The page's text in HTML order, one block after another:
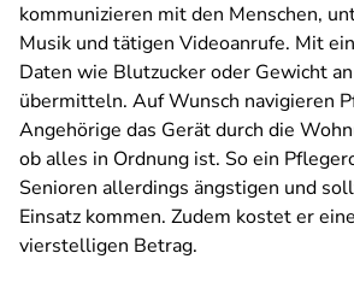
kommunizieren mit den Menschen,
Musik und tätigen Videoanrufe. Mit
Daten wie Blutzucker oder Gewicht
übermitteln. Auf Wunsch navigieren
Angehörige das Gerät durch die
ob alles in Ordnung ist. So ein
Senioren allerdings ängstigen und
Einsatz kommen. Zudem kostet er
vierstelligen Betrag.